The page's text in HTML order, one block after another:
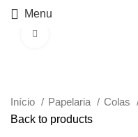
Menu
Início Papelaria Colas
Back to products